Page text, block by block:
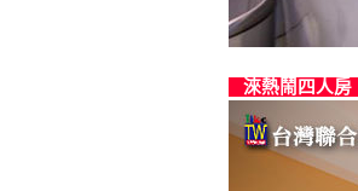
淶熱鬧四人房